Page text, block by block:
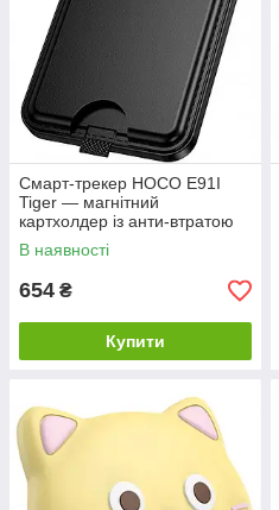
Смарт-трекер HOCO E91I
Tiger — магнітний
картхолдер із анти-втратою
та перезаряджанням, чорний
В наявності
654 ₴
Купити